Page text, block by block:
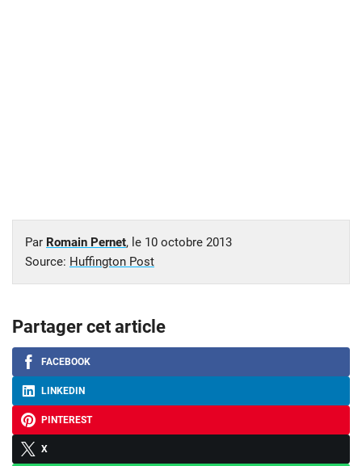
Par Romain Pernet, le 10 octobre 2013
Source: Huffington Post
Partager cet article
FACEBOOK
LINKEDIN
PINTEREST
X